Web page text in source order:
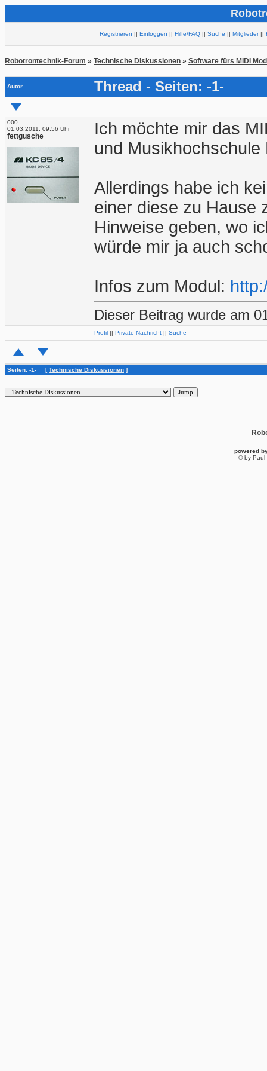
Registrieren || Einloggen || Hilfe/FAQ || Suche || Mitglieder||
Robotrontechnik-Forum » Technische Diskussionen » Software fürs MIDI
Autor Thread - Seiten: -1-
000
01.03.2011, 09:56 Uhr
fettgusche
Ich möchte mir das
und
Allerdings habe ich
einer diese zu Hause
Hinweise geben, wo
würde mir ja auch
Infos zum Modul:
Dieser Beitrag wurde am
Profil || Private Nachricht || Suche
Seiten: -1- [Technische Diskussionen ]
powered
© by Paul